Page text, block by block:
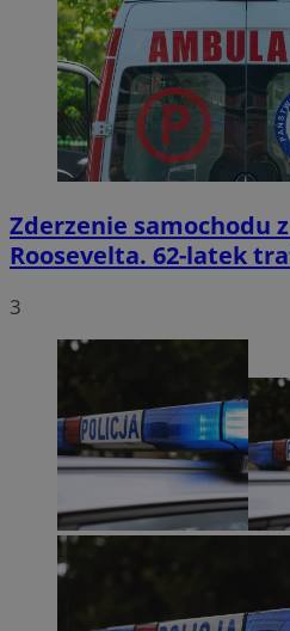
Zderzenie samochodu
Roosevelta. 62-latek
3